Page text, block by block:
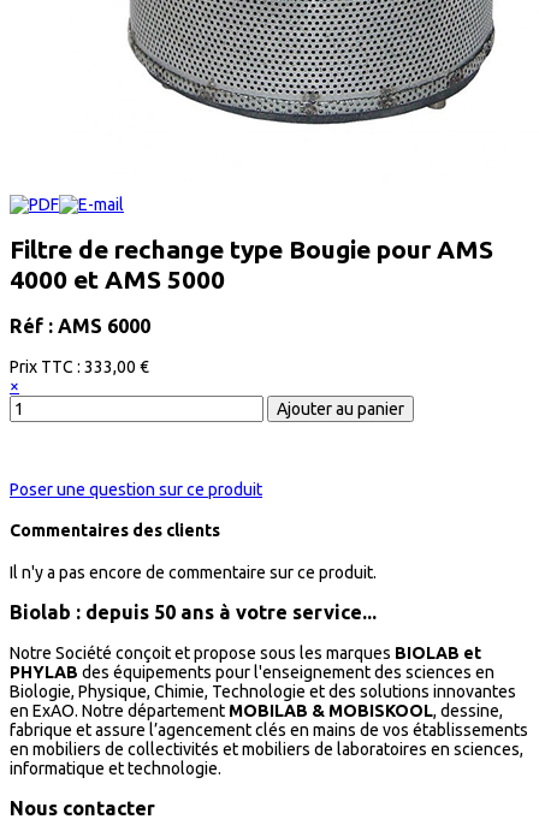
Filtre de rechange type Bougie pour AMS
4000 et AMS 5000
Réf : AMS 6000
Prix ​​TTC : 333,00 €
×
Poser une question sur ce produit
Commentaires des clients
Il n'y a pas encore de commentaire sur ce produit.
Biolab : depuis 50 ans à votre service...
Notre Société conçoit et propose sous les marques BIOLAB et
PHYLAB des équipements pour l'enseignement des sciences en
Biologie, Physique, Chimie, Technologie et des solutions innovantes
en ExAO. Notre département MOBILAB & MOBISKOOL, dessine,
fabrique et assure l’agencement clés en mains de vos établissements
en mobiliers de collectivités et mobiliers de laboratoires en sciences,
informatique et technologie.
Nous contacter